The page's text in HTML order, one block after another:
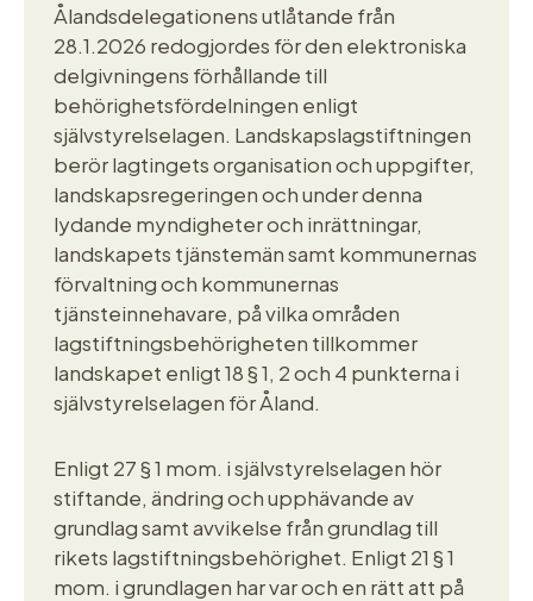
Ålandsdelegationens utlåtande från
28.1.2026 redogjordes för den elektroniska
delgivningens förhållande till
behörighetsfördelningen enligt
självstyrelselagen. Landskapslagstiftningen
berör lagtingets organisation och uppgifter,
landskapsregeringen och under denna
lydande myndigheter och inrättningar,
landskapets tjänstemän samt kommunernas
förvaltning och kommunernas
tjänsteinnehavare, på vilka områden
lagstiftningsbehörigheten tillkommer
landskapet enligt 18 § 1, 2 och 4 punkterna i
självstyrelselagen för Åland.
Enligt 27 § 1 mom. i självstyrelselagen hör
stiftande, ändring och upphävande av
grundlag samt avvikelse från grundlag till
rikets lagstiftningsbehörighet. Enligt 21 § 1
mom. i grundlagen har var och en rätt att på